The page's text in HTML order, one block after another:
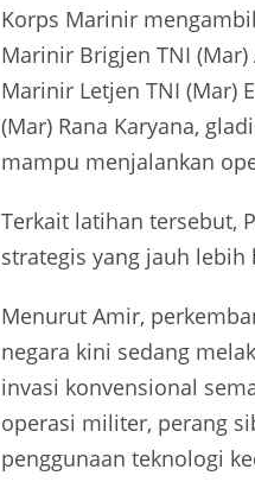
Korps Marinir
Marinir Brigjen TNI
Marinir Letjen TNI (Mar)
(Mar) Rana Karyana,
mampu menjalankan
Terkait latihan tersebut,
strategis yang jauh lebih
Menurut Amir,
negara kini sedang
invasi konvensional
operasi militer, perang
penggunaan teknologi